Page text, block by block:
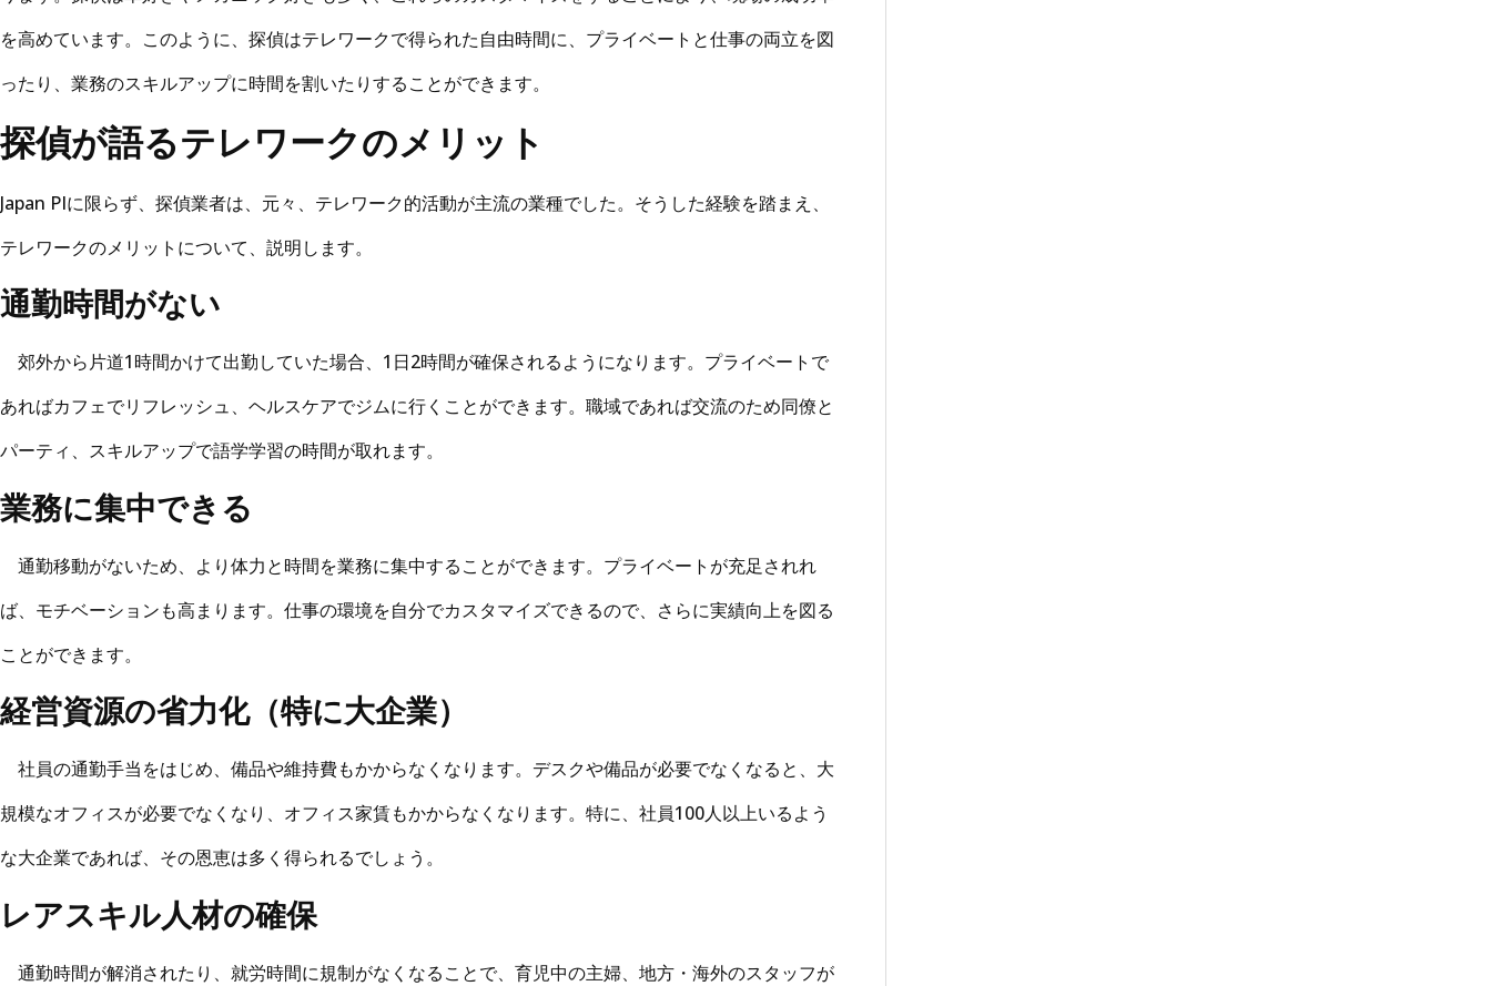
を高めています。このように、探偵はテレワークで得られた自由時間に、プライベートと仕事の両立を図
ったり、業務のスキルアップに時間を割いたりすることができます。
探偵が語るテレワークのメリット
Japan PIに限らず、探偵業者は、元々、テレワーク的活動が主流の業種でした。そうした経験を踏まえ、
テレワークのメリットについて、説明します。
通勤時間がない
郊外から片道1時間かけて出勤していた場合、1日2時間が確保されるようになります。プライベートで
あればカフェでリフレッシュ、ヘルスケアでジムに行くことができます。職域であれば交流のため同僚と
パーティ、スキルアップで語学学習の時間が取れます。
業務に集中できる
通勤移動がないため、より体力と時間を業務に集中することができます。プライベートが充足されれ
ば、モチベーションも高まります。仕事の環境を自分でカスタマイズできるので、さらに実績向上を図る
ことができます。
経営資源の省力化（特に大企業）
社員の通勤手当をはじめ、備品や維持費もかからなくなります。デスクや備品が必要でなくなると、大
規模なオフィスが必要でなくなり、オフィス家賃もかからなくなります。特に、社員100人以上いるよう
な大企業であれば、その恩恵は多く得られるでしょう。
レアスキル人材の確保
通勤時間が解消されたり、就労時間に規制がなくなることで、育児中の主婦、地方・海外のスタッフが